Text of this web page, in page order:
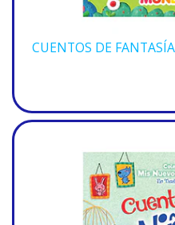
CUENTOS DE